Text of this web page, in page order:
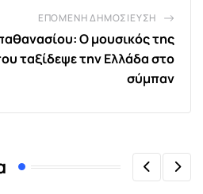
ΕΠΌΜΕΝΗ ΔΗΜΟΣΊΕΥΣΗ
Ο μουσικός της
ταξίδεψε την Ελλάδα στο
σύμπαν